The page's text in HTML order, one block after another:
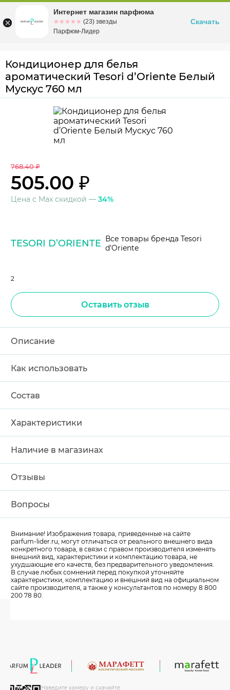
Омскул. Заозерная, 11, к. 1
Кондиционер для белья
ароматический Tesori d’Oriente Белый
Мускус 760 мл
768.40 ₽
505.00 ₽
Цена с Max скидкой — 34%
TESORI D’ORIENTE Все товары бренда Tesori
d’Oriente
2
Оставить отзыв
Описание
Как использовать
Состав
Характеристики
Наличие в магазинах
Отзывы
Вопросы
Внимание! Изображения товара, приведенные на сайте
parfum-lider.ru, могут отличаться от реального внешнего вида
конкретного товара, в связи с правом производителя изменять
внешний вид, характеристики и комплектацию товара, не
ухудшающие его качеств, без предварительного уведомления.
В случае любых сомнений перед покупкой уточняйте
характеристики, комплектацию и внешний вид на официальном
сайте производителя, а также у консультантов по номеру 8 800
200 78 80.
Наведите камеру и скачайте
Интернет магазин парфюма
☆☆☆☆☆
★★★★★ (23) звезды
Парфюм-Лидер
Скачать